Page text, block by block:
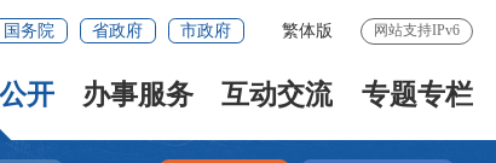
国务院 省政府 市政府 繁体版 网站支持IPv6
开 办事服务 互动交流 专题专栏